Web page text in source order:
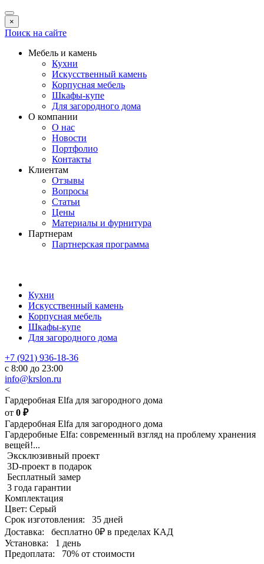
×
Поиск на сайте
Мебель и камень
Кухни
Искусственный камень
Корпусная мебель
Шкафы-купе
Для загородного дома
О компании
О нас
Новости
Портфолио
Контакты
Клиентам
Отзывы
Вопросы
Статьи
Цены
Материалы и фурнитура
Партнерам
Партнерская программа
Кухни
Искусственный камень
Корпусная мебель
Шкафы-купе
Для загородного дома
+7 (921) 936-18-36
с 8:00 до 23:00
info@krslon.ru
<
Гардеробная Elfa для загородного дома
от 0 ₽
Гардеробная Elfa для загородного дома
Гардеробные Elfa: современный взгляд на проблему хранения
вещей!...
Эксклюзивный проект
3D-проект в подарок
Бесплатный замер
3 года гарантии
Комплектация
Цвет: Серый
Срок изготовления:
35 дней
Доставка:
бесплатно 0₽ в пределах КАД
Установка:
1 день
Предоплата:
70% от стоимости